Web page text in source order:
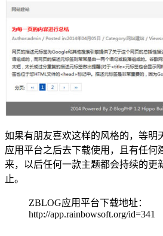
如果有朋友喜欢这样的风格的，等明
应用平台之后去下载使用，且有任何
来，以后任何一款主题都会持续的更
止。
ZBLOG应用平台下载地址：
http://app.rainbowsoft.org/id=341